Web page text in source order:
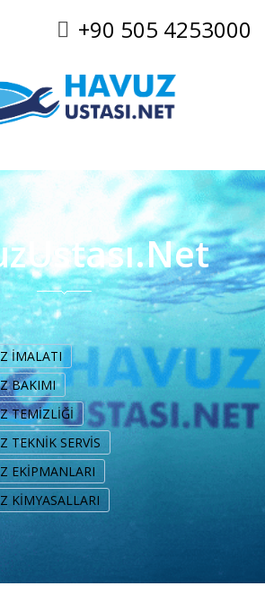
+90 505 4253000
İMALATI
BAKIMI
TEMİZLİĞİ
TEKNİK SERVİS
EKİPMANLARI
KİMYASALLARI